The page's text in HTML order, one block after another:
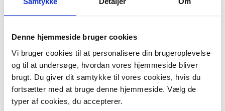
Denne hjemmeside bruger cookies
Vi bruger cookies til at personalisere din brugeroplevelse
og til at undersøge, hvordan vores hjemmeside bliver
brugt. Du giver dit samtykke til vores cookies, hvis du
fortsætter med at bruge denne hjemmeside. Vælg de
typer af cookies, du accepterer.
Daewoo RC107
Daewoo RC108
Daewoo RC160
Daewoo RC170
Daewoo RC171
Daewoo RC172
Daewoo RC173
Daewoo RC190K
Daewoo RC191
Daewoo RC192
Daewoo RC205D